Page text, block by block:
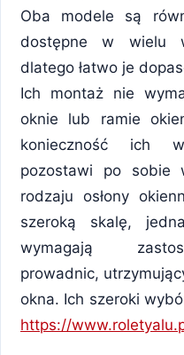
Oba modele są
dostępne w wielu
dlatego łatwo je
Ich montaż nie
oknie lub ramie
konieczność ich
pozostawi po sobie
rodzaju osłony
szeroką skalę,
wymagają
prowadnic,
okna. Ich szeroki
https://